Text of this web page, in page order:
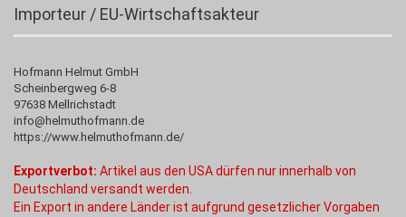
Importeur / EU-Wirtschaftsakteur
Hofmann Helmut GmbH
Scheinbergweg 6-8
97638 Mellrichstadt
info@helmuthofmann.de
https://www.helmuthofmann.de/
Exportverbot: Artikel aus den USA dürfen nur innerhalb von
Deutschland versandt werden.
Ein Export in andere Länder ist aufgrund gesetzlicher Vorgaben